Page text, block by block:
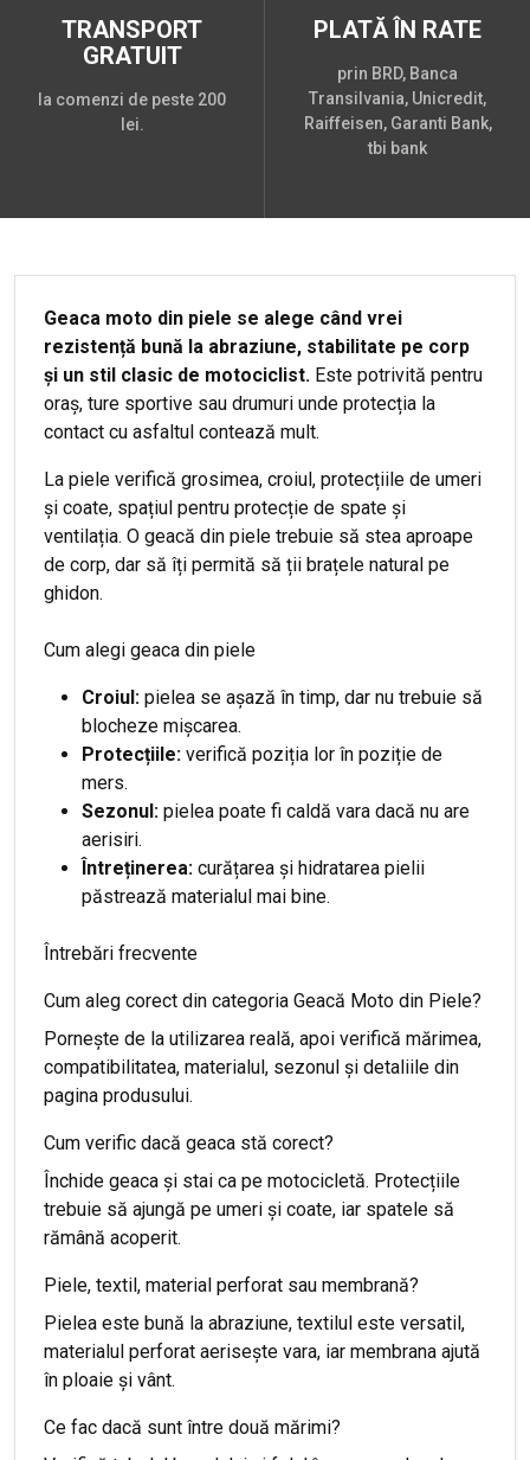
TRANSPORT
GRATUIT
la comenzi de peste 200
lei.
PLATĂ ÎN RATE
prin BRD, Banca
Transilvania, Unicredit,
Raiffeisen, Garanti Bank,
tbi bank
Geaca moto din piele se alege când vrei
rezistență bună la abraziune, stabilitate pe corp
și un stil clasic de motociclist. Este potrivită pentru
oraș, ture sportive sau drumuri unde protecția la
contact cu asfaltul contează mult.
La piele verifică grosimea, croiul, protecțiile de umeri
și coate, spațiul pentru protecție de spate și
ventilația. O geacă din piele trebuie să stea aproape
de corp, dar să îți permită să ții brațele natural pe
ghidon.
Cum alegi geaca din piele
Croiul: pielea se așază în timp, dar nu trebuie să
blocheze mișcarea.
Protecțiile: verifică poziția lor în poziție de
mers.
Sezonul: pielea poate fi caldă vara dacă nu are
aerisiri.
Întreținerea: curățarea și hidratarea pielii
păstrează materialul mai bine.
Întrebări frecvente
Cum aleg corect din categoria Geacă Moto din Piele?
Pornește de la utilizarea reală, apoi verifică mărimea,
compatibilitatea, materialul, sezonul și detaliile din
pagina produsului.
Cum verific dacă geaca stă corect?
Închide geaca și stai ca pe motocicletă. Protecțiile
trebuie să ajungă pe umeri și coate, iar spatele să
rămână acoperit.
Piele, textil, material perforat sau membrană?
Pielea este bună la abraziune, textilul este versatil,
materialul perforat aerisește vara, iar membrana ajută
în ploaie și vânt.
Ce fac dacă sunt între două mărimi?